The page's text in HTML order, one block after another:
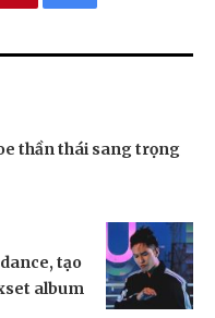
thần thái sang trọng
tạo
album